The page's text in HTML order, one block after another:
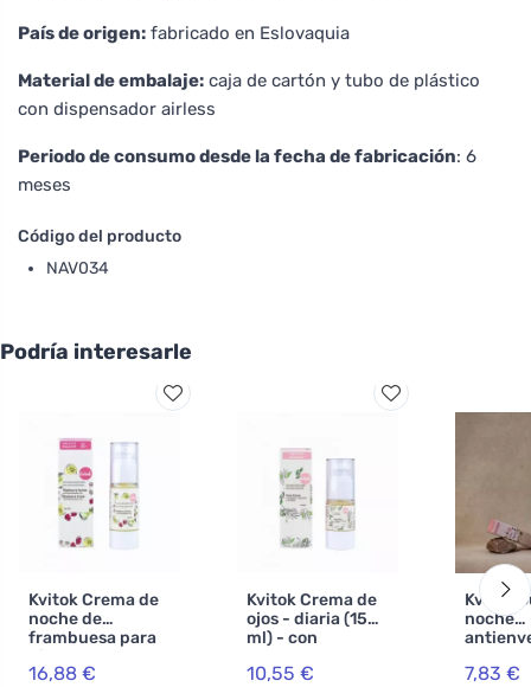
País de origen: fabricado en Eslovaquia
Material de embalaje: caja de cartón y tubo de plástico
con dispensador airless
Periodo de consumo desde la fecha de fabricación: 6
meses
Código del producto
NAV034
Podría interesarle
Kvitok Crema de
noche de
frambuesa para
pieles maduras
40 (30 ml) -
16,88 €
Kvitok Crema de
ojos - diaria (15
ml) - con
alholva y cola de
10,55 €
Kvitok
noche
pieles
7,83 €